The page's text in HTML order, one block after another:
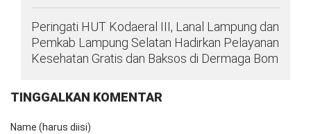
Peringati HUT Kodaeral III, Lanal Lampung dan
Pemkab Lampung Selatan Hadirkan Pelayanan
Kesehatan Gratis dan Baksos di Dermaga Bom
TINGGALKAN KOMENTAR
Name (harus diisi)